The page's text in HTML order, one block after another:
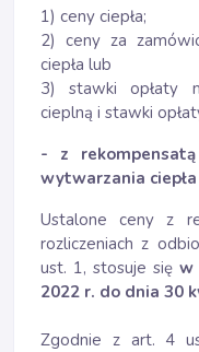
1) ceny ciepła;
2) ceny za
ciepła lub
3) stawki opłaty
cieplną i stawki
- z
wytwarzania
Ustalone ceny z
rozliczeniach z
ust. 1, stosuje się w
2022 r. do dnia 30
Zgodnie z art. 4